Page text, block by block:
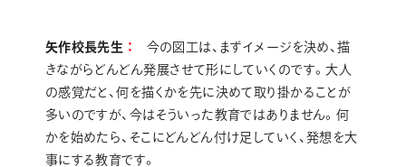
矢作校長先生
今の図工は、まずイメージを決め、描
きながらどんどん発展させて形にしていくのです。大人
の感覚だと、何を描くかを先に決めて取り掛かることが
多いのですが、今はそういった教育ではありません。何
かを始めたら、そこにどんどん付け足していく、発想を大
事にする教育です。